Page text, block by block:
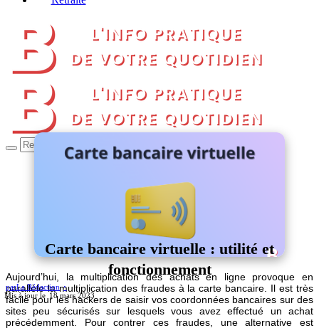
Carte bancaire virtuelle : utilité et
fonctionnement
Aujourd’hui, la multiplication des achats en ligne provoque en
parallèle la multiplication des fraudes à la carte bancaire. Il est très
facile pour les hackers de saisir vos coordonnées bancaires sur des
sites peu sécurisés sur lesquels vous avez effectué un achat
précédemment. Pour contrer ces fraudes, une alternative est
parLa Rédaction
18 mars 2023